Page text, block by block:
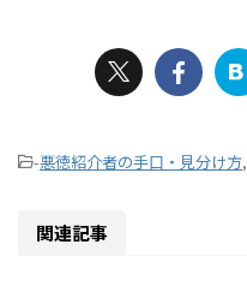
-悪徳紹介者の手口・見分け方,
関連記事